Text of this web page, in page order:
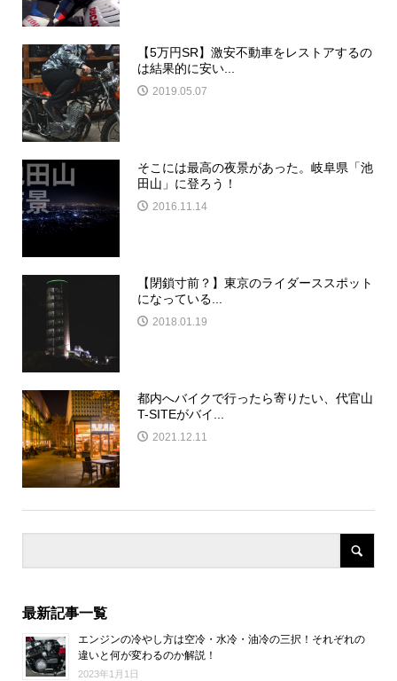
【5万円SR】激安不動車をレストアするの
は結果的に安い...
2019.05.07
そこには最高の夜景があった。岐阜県「池
田山」に登ろう！
2016.11.14
【閉鎖寸前？】東京のライダーススポット
になっている...
2018.01.19
都内へバイクで行ったら寄りたい、代官山
T-SITEがバイ...
2021.12.11
最新記事一覧
エンジンの冷やし方は空冷・水冷・油冷の三択！それぞれの
違いと何が変わるのか解説！
2023年1月1日